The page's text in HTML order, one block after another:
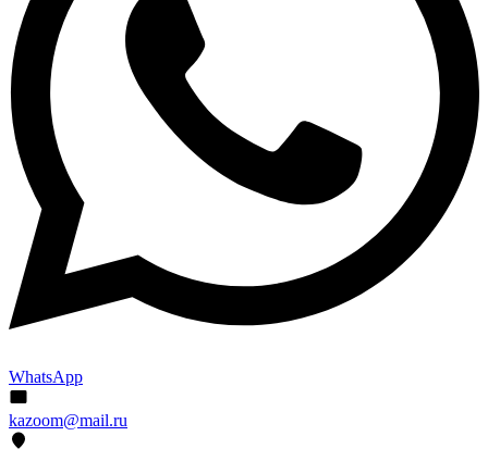
WhatsApp
kazoom@mail.ru